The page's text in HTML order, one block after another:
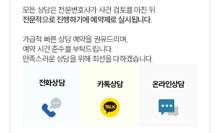
모든 상담은 전문변호사가 사건 검토를 마친 뒤
전문적으로 진행하기에 예약제로 실시됩니다.
가급적 빠른 상담 예약을 권유드리며,
예약 시간 준수를 부탁드립니다.
만족스러운 상담을 위해 최선을 다하겠습니다.
전화상담 카톡상담 온라인상담